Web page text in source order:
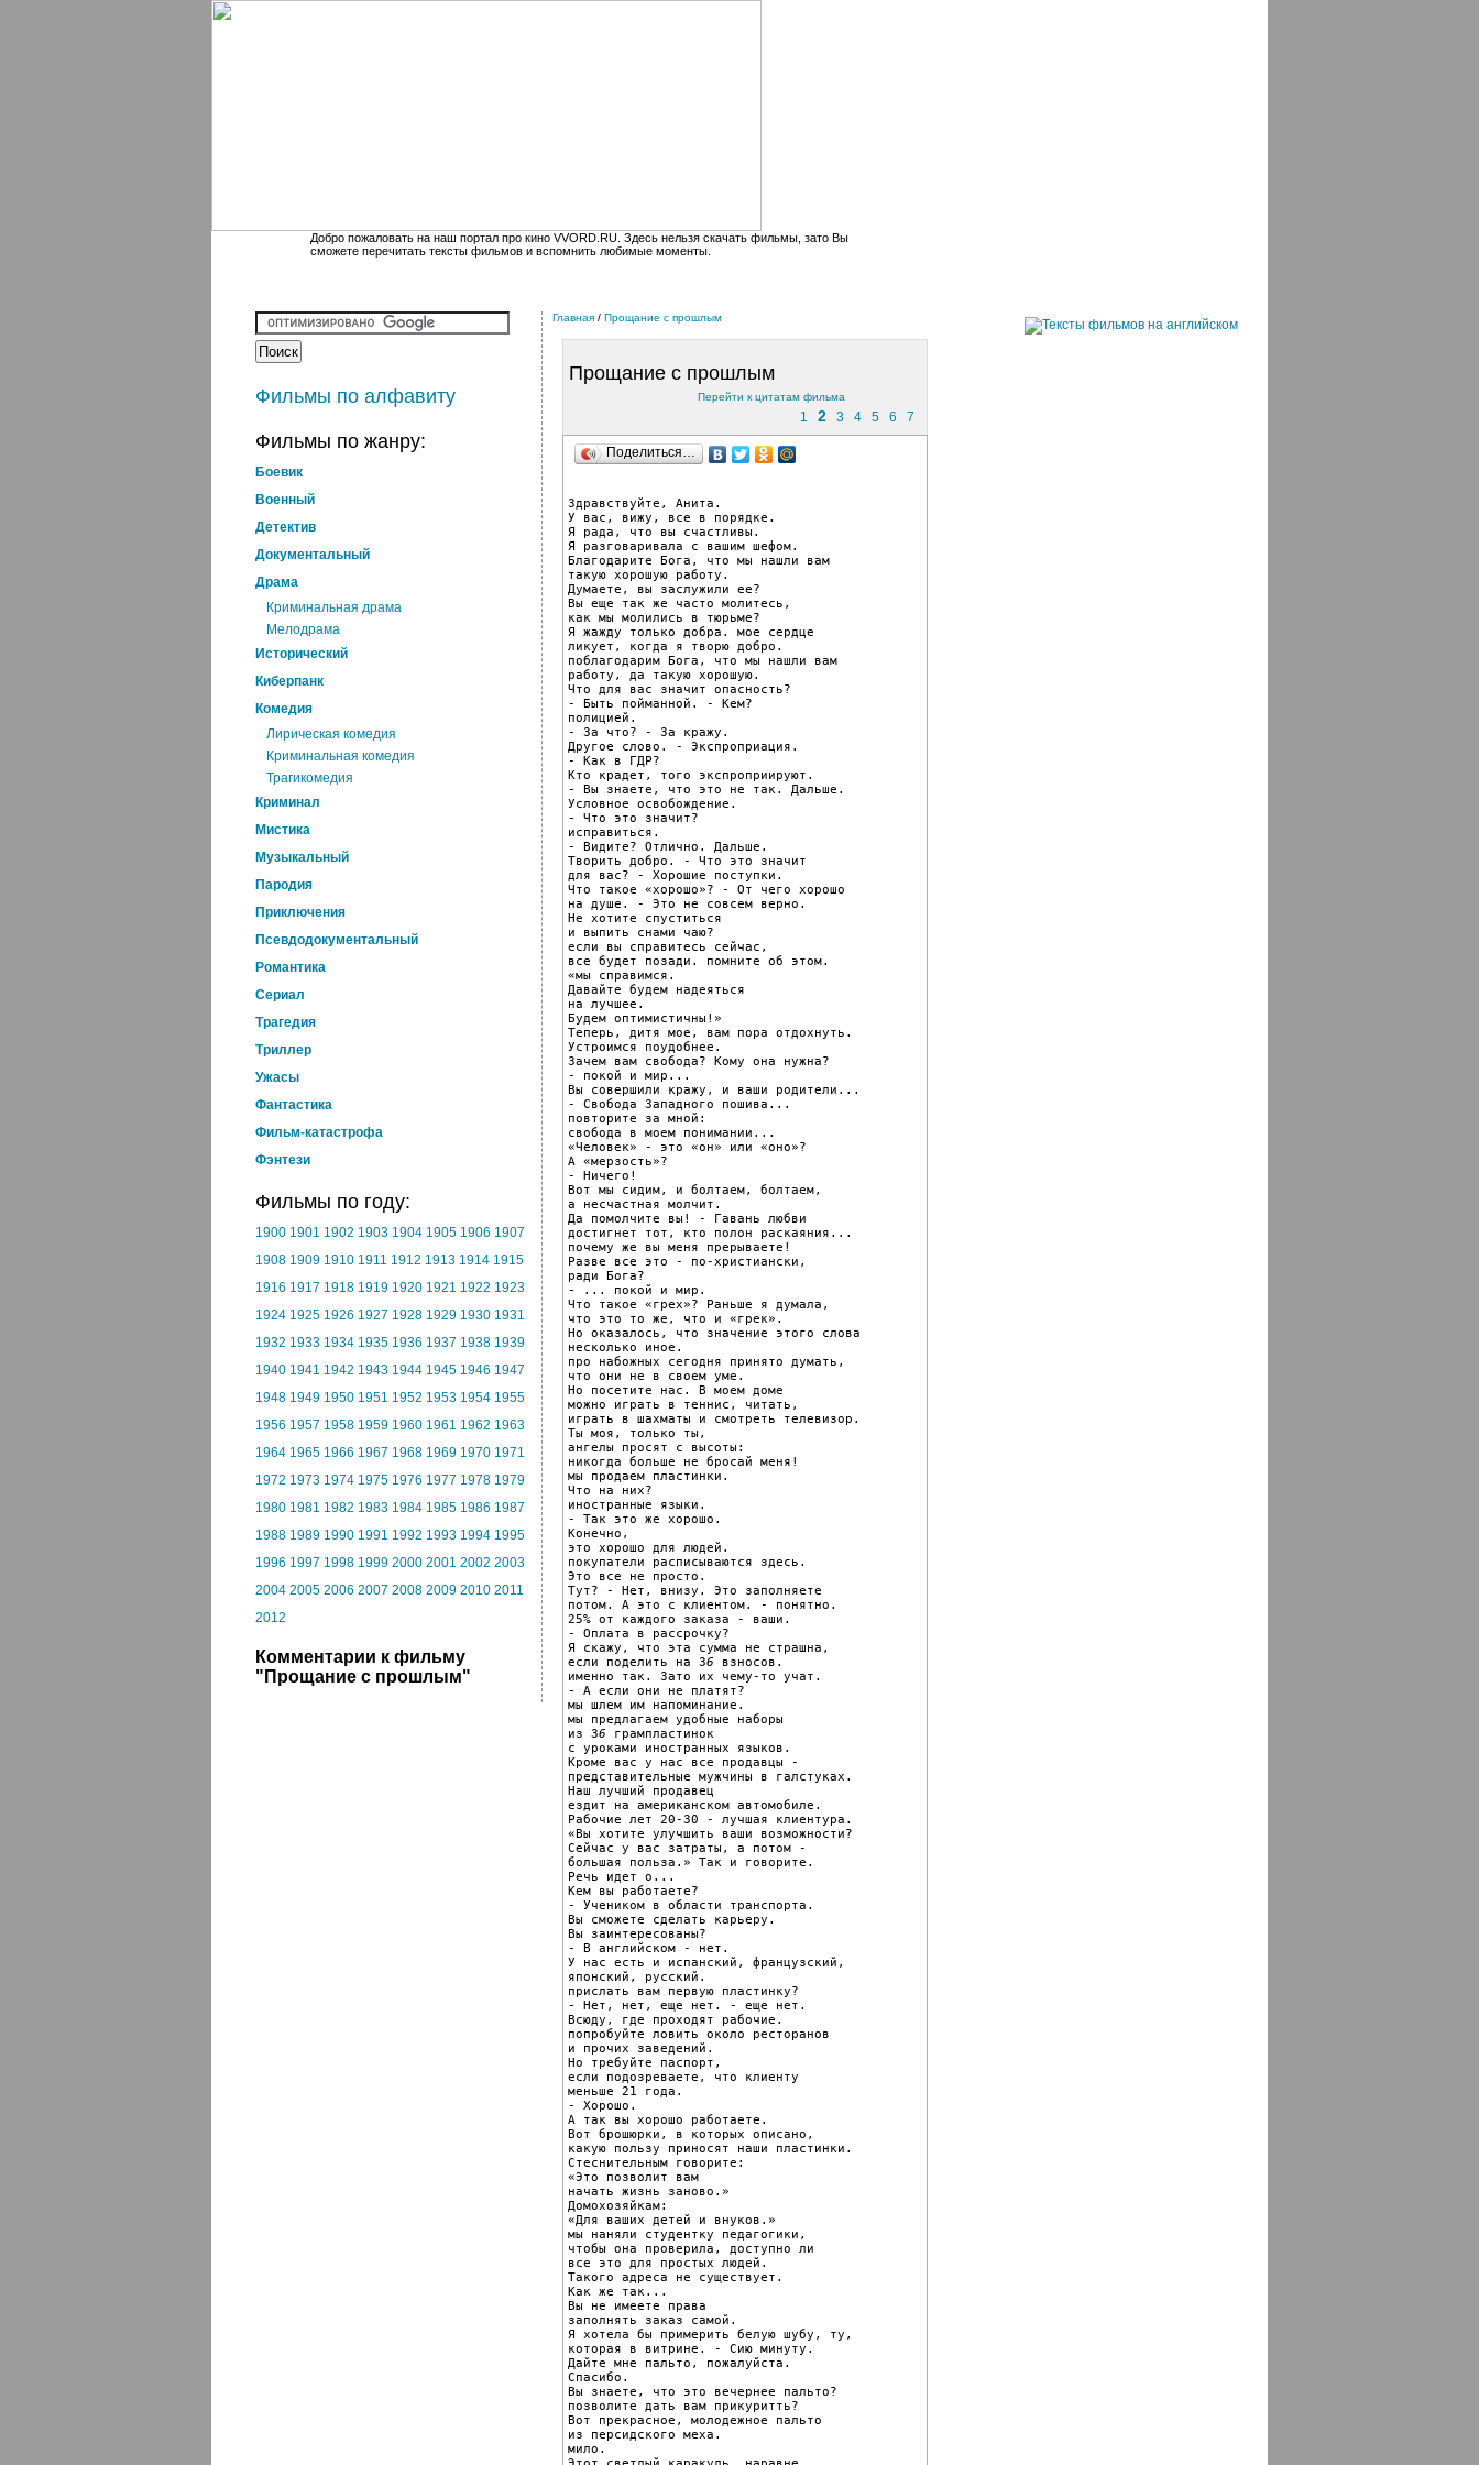
Добро пожаловать на наш портал про кино VVORD.RU. Здесь нельзя скачать фильмы, зато Вы
сможете перечитать тексты фильмов и вспомнить любимые моменты.
Фильмы по алфавиту
Фильмы по жанру:
Боевик
Военный
Детектив
Документальный
Драма
Криминальная драма
Мелодрама
Исторический
Киберпанк
Комедия
Лирическая комедия
Криминальная комедия
Трагикомедия
Криминал
Мистика
Музыкальный
Пародия
Приключения
Псевдодокументальный
Романтика
Cериал
Трагедия
Триллер
Ужасы
Фантастика
Фильм-катастрофа
Фэнтези
Фильмы по году:
1900 1901 1902 1903 1904 1905 1906 1907
1908 1909 1910 1911 1912 1913 1914 1915
1916 1917 1918 1919 1920 1921 1922 1923
1924 1925 1926 1927 1928 1929 1930 1931
1932 1933 1934 1935 1936 1937 1938 1939
1940 1941 1942 1943 1944 1945 1946 1947
1948 1949 1950 1951 1952 1953 1954 1955
1956 1957 1958 1959 1960 1961 1962 1963
1964 1965 1966 1967 1968 1969 1970 1971
1972 1973 1974 1975 1976 1977 1978 1979
1980 1981 1982 1983 1984 1985 1986 1987
1988 1989 1990 1991 1992 1993 1994 1995
1996 1997 1998 1999 2000 2001 2002 2003
2004 2005 2006 2007 2008 2009 2010 2011
2012
Комментарии к фильму
"Прощание с прошлым"
Главная / Прощание с прошлым
Прощание с прошлым
Перейти к цитатам фильма
1 2 3 4 5 6 7
Поделиться…
Здравствуйте, Анита.
У вас, вижу, все в порядке.
Я рада, что вы счастливы.
Я разговаривала с вашим шефом.
Благодарите Бога, что мы нашли вам
такую хорошую работу.
Думаете, вы заслужили ее?
Вы еще так же часто молитесь,
как мы молились в тюрьме?
Я жажду только добра. мое сердце
ликует, когда я творю добро.
поблагодарим Бога, что мы нашли вам
работу, да такую хорошую.
Что для вас значит опасность?
- Быть пойманной. - Кем?
полицией.
- За что? - За кражу.
Другое слово. - Экспроприация.
- Как в ГДР?
Кто крадет, того экспроприируют.
- Вы знаете, что это не так. Дальше.
Условное освобождение.
- Что это значит?
исправиться.
- Видите? Отлично. Дальше.
Творить добро. - Что это значит
для вас? - Хорошие поступки.
Что такое «хорошо»? - От чего хорошо
на душе. - Это не совсем верно.
Не хотите спуститься
и выпить снами чаю?
если вы справитесь сейчас,
все будет позади. помните об этом.
«мы справимся.
Давайте будем надеяться
на лучшее.
Будем оптимистичны!»
Теперь, дитя мое, вам пора отдохнуть.
Устроимся поудобнее.
Зачем вам свобода? Кому она нужна?
- покой и мир...
Вы совершили кражу, и ваши родители...
- Свобода Западного пошива...
повторите за мной:
свобода в моем понимании...
«Человек» - это «он» или «оно»?
А «мерзость»?
- Ничего!
Вот мы сидим, и болтаем, болтаем,
а несчастная молчит.
Да помолчите вы! - Гавань любви
достигнет тот, кто полон раскаяния...
почему же вы меня прерываете!
Разве все это - по-христиански,
ради Бога?
- ... покой и мир.
Что такое «грех»? Раньше я думала,
что это то же, что и «грек».
Но оказалось, что значение этого слова
несколько иное.
про набожных сегодня принято думать,
что они не в своем уме.
Но посетите нас. В моем доме
можно играть в теннис, читать,
играть в шахматы и смотреть телевизор.
Ты моя, только ты,
ангелы просят с высоты:
никогда больше не бросай меня!
мы продаем пластинки.
Что на них?
иностранные языки.
- Так это же хорошо.
Конечно,
это хорошо для людей.
покупатели расписываются здесь.
Это все не просто.
Тут? - Нет, внизу. Это заполняете
потом. А это с клиентом. - понятно.
25% от каждого заказа - ваши.
- Оплата в рассрочку?
Я скажу, что эта сумма не страшна,
если поделить на 36 взносов.
именно так. Зато их чему-то учат.
- А если они не платят?
мы шлем им напоминание.
мы предлагаем удобные наборы
из 36 грампластинок
с уроками иностранных языков.
Кроме вас у нас все продавцы -
представительные мужчины в галстуках.
Наш лучший продавец
ездит на американском автомобиле.
Рабочие лет 20-30 - лучшая клиентура.
«Вы хотите улучшить ваши возможности?
Сейчас у вас затраты, а потом -
большая польза.» Так и говорите.
Речь идет о...
Кем вы работаете?
- Учеником в области транспорта.
Вы сможете сделать карьеру.
Вы заинтересованы?
- В английском - нет.
У нас есть и испанский, французский,
японский, русский.
прислать вам первую пластинку?
- Нет, нет, еще нет. - еще нет.
Всюду, где проходят рабочие.
попробуйте ловить около ресторанов
и прочих заведений.
Но требуйте паспорт,
если подозреваете, что клиенту
меньше 21 года.
- Хорошо.
А так вы хорошо работаете.
Вот брошюрки, в которых описано,
какую пользу приносят наши пластинки.
Стеснительным говорите:
«Это позволит вам
начать жизнь заново.»
Домохозяйкам:
«Для ваших детей и внуков.»
мы наняли студентку педагогики,
чтобы она проверила, доступно ли
все это для простых людей.
Такого адреса не существует.
Как же так...
Вы не имеете права
заполнять заказ самой.
Я хотела бы примерить белую шубу, ту,
которая в витрине. - Сию минуту.
Дайте мне пальто, пожалуйста.
Спасибо.
Вы знаете, что это вечернее пальто?
позволите дать вам прикуритть?
Вот прекрасное, молодежное пальто
из персидского меха.
мило.